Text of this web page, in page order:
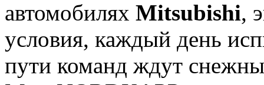
автомобилях Mitsubishi,
условия, каждый день
пути команд ждут